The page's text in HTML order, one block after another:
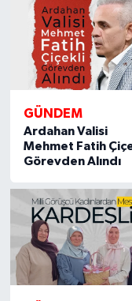
GÜNDEM
Ardahan Valisi
Mehmet Fatih
Görevden Alındı